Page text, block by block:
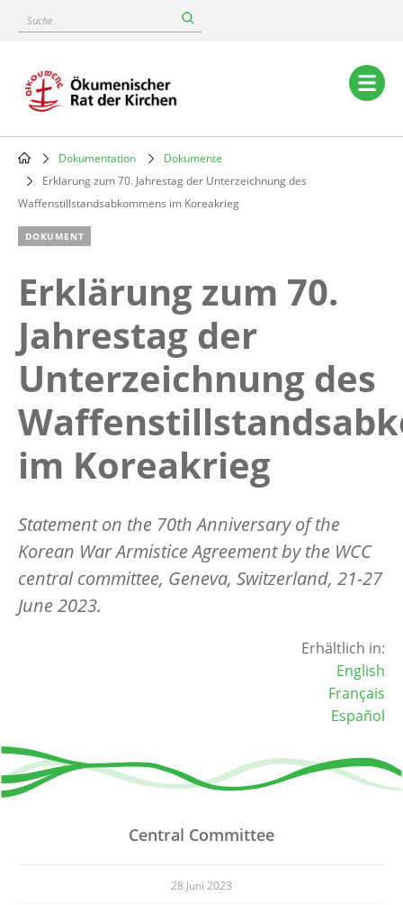
content
Suche
Main
navigation
Breadcrumb
Dokumentation
Dokumente
Erklärung zum 70. Jahrestag der Unterzeichnung des
Waffenstillstandsabkommens im Koreakrieg
DOKUMENT
Erklärung zum 70.
Jahrestag der
Unterzeichnung des
im Koreakrieg
Statement on the 70th Anniversary of the
Korean War Armistice Agreement by the WCC
central committee, Geneva, Switzerland, 21-27
June 2023.
Erhältlich in:
English
Français
Español
Central Committee
28 Juni 2023